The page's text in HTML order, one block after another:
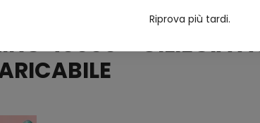
Riprova più tardi.
- 2%-3%-5%
40000 - CILIEGIA
- RICARICABILE